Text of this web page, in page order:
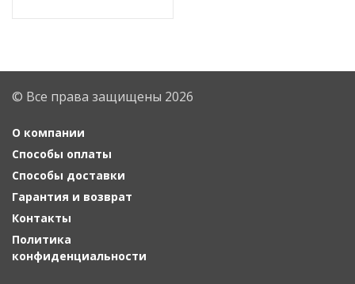
© Все права защищены 2026
О компании
Способы оплаты
Способы доставки
Гарантия и возврат
Контакты
Политика
конфиденциальности